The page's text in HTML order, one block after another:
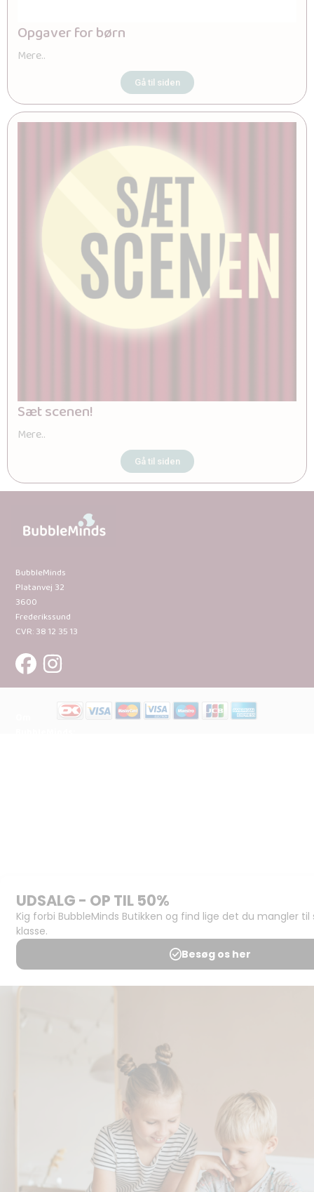
Opgaver for børn
Mere..
Gå til siden
Sæt scenen!
Mere..
Gå til siden
BubbleMinds
Platanvej 32
3600
Frederikssund
CVR: 38 12 35 13
Support og
juridisk:
Spørgsmål og
svar
Medlemsbetingelser
Handels- og
BubbleMinds eller dele deraf
undervisningsinstitutionens
aftale med Tekst & Node.
Kopiering, der går ud over